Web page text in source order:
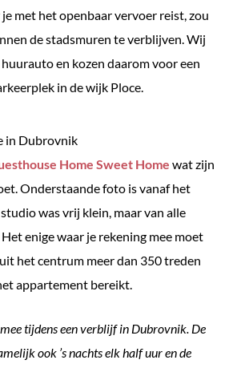
met het openbaar vervoer reist, zou
de stadsmuren te verblijven.Wij
en kozen daarom voor een
in de wijk Ploce.
in Dubrovnik
Home Sweet Home wat zijn
Onderstaande foto is vanaf het
was vrij klein, maar van alle
enige waar je rekening mee moet
het centrum meer dan 350 treden
appartement bereikt.
tijdens een verblijf in Dubrovnik. De
ook ’s nachts elk half uur en de